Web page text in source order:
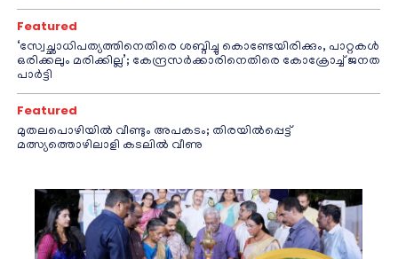
Featured
‘സ്വേച്ഛാധിപത്യത്തിനെതിരെ ശബ്ദിച്ചു കൊണ്ടേയിരിക്കും, പാറ്റകൾ
ഒരിക്കലും മരിക്കില്ല’; കേന്ദ്രസർക്കാരിനെതിരെ കോക്രോച്ച് ജനത
പാർട്ടി
Featured
മുതലപൊഴിയിൽ വീണ്ടും അപകടം; തിരയിൽപ്പെട്ട്
മത്സ്യത്തൊഴിലാളി കടലിൽ വീണു